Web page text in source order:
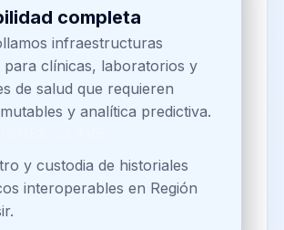
completa
infraestructuras
para clínicas, laboratorios y
de salud que requieren
y analítica predictiva.
y custodia de historiales
interoperables en Región